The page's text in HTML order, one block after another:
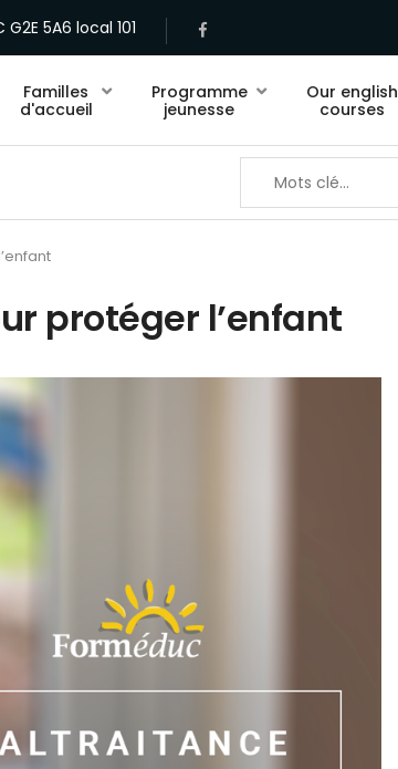
5A6 local 101
Familles
d'accueil
Programme
jeunesse
Our english
courses
protéger l’enfant